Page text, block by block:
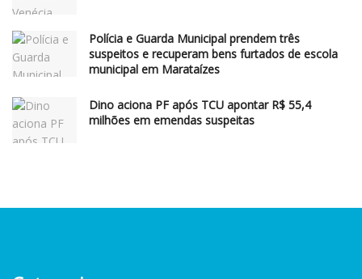
Polícia e Guarda Municipal prendem três
suspeitos e recuperam bens furtados de escola
municipal em Marataízes
Dino aciona PF após TCU apontar R$ 55,4
milhões em emendas suspeitas